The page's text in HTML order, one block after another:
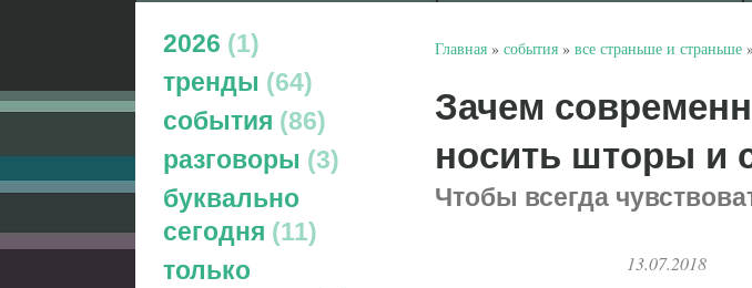
2026
1
тренды
64
события
86
разговоры
3
буквально
сегодня
11
только
Главная » события » все страньше и страньше »
Зачем
носить шторы и
Чтобы всегда
13.07.2018